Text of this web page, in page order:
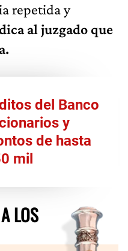
repetida y
al juzgado que
del Banco
y
de hasta
mil
LOS